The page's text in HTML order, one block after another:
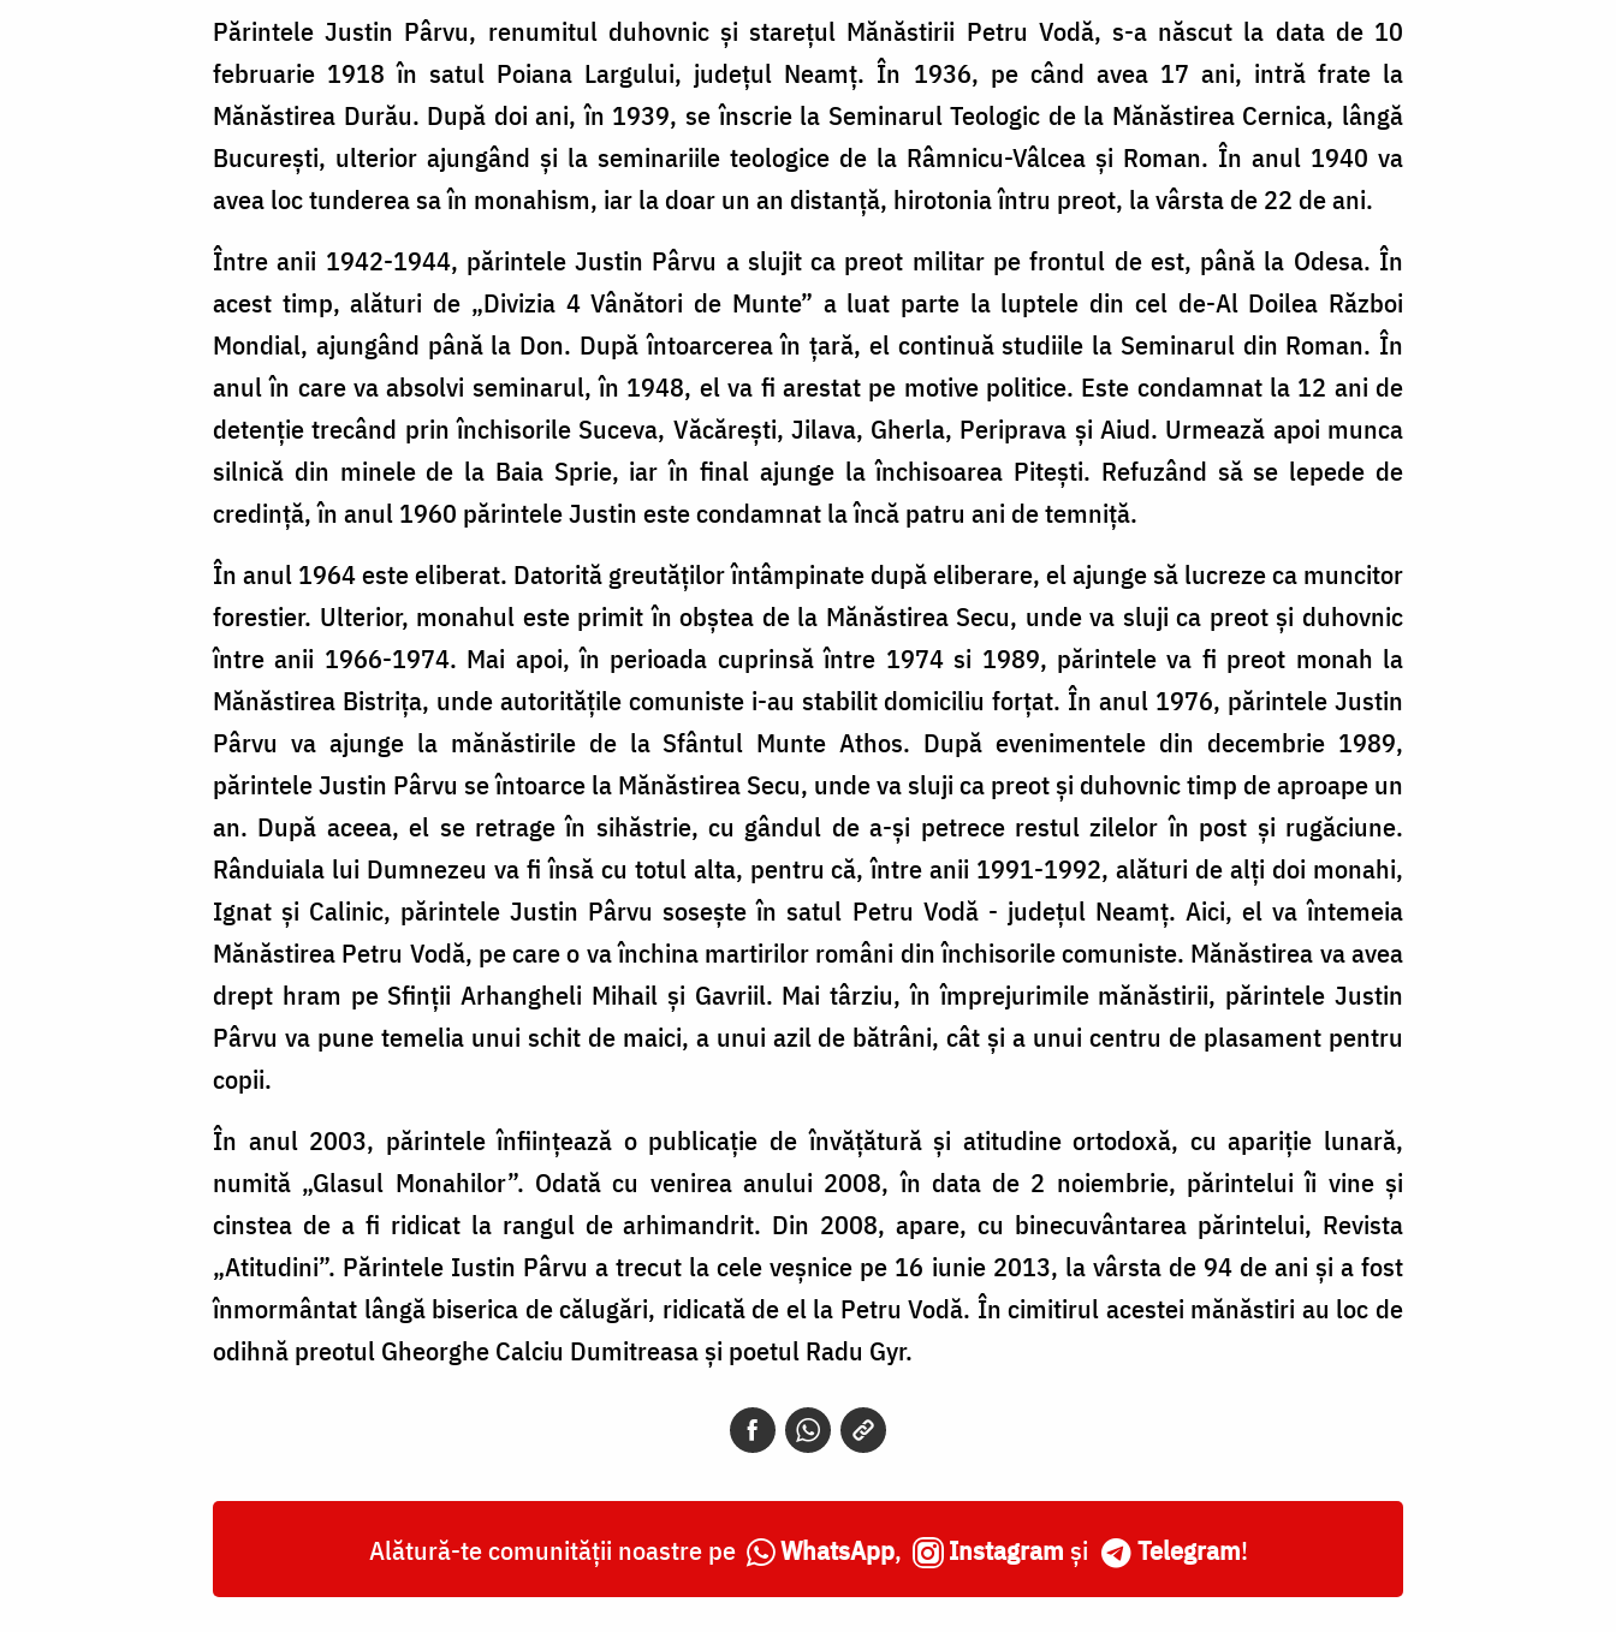
Părintele Justin Pârvu, renumitul duhovnic și starețul Mănăstirii Petru Vodă, s-a născut la data de 10
februarie 1918 în satul Poiana Largului, judeţul Neamț. În 1936, pe când avea 17 ani, intră frate la
Mănăstirea Durău. După doi ani, în 1939, se înscrie la Seminarul Teologic de la Mănăstirea Cernica, lângă
Bucureşti, ulterior ajungând și la seminariile teologice de la Râmnicu-Vâlcea şi Roman. În anul 1940 va
avea loc tunderea sa în monahism, iar la doar un an distanţă, hirotonia întru preot, la vârsta de 22 de ani.
Între anii 1942-1944, părintele Justin Pârvu a slujit ca preot militar pe frontul de est, până la Odesa. În
acest timp, alături de „Divizia 4 Vânători de Munte” a luat parte la luptele din cel de-Al Doilea Război
Mondial, ajungând până la Don. După întoarcerea în ţară, el continuă studiile la Seminarul din Roman. În
anul în care va absolvi seminarul, în 1948, el va fi arestat pe motive politice. Este condamnat la 12 ani de
detenţie trecând prin închisorile Suceva, Văcăreşti, Jilava, Gherla, Periprava şi Aiud. Urmează apoi munca
silnică din minele de la Baia Sprie, iar în final ajunge la închisoarea Piteşti. Refuzând să se lepede de
credinţă, în anul 1960 părintele Justin este condamnat la încă patru ani de temniţă.
În anul 1964 este eliberat. Datorită greutăţilor întâmpinate după eliberare, el ajunge să lucreze ca muncitor
forestier. Ulterior, monahul este primit în obştea de la Mănăstirea Secu, unde va sluji ca preot şi duhovnic
între anii 1966-1974. Mai apoi, în perioada cuprinsă între 1974 si 1989, părintele va fi preot monah la
Mănăstirea Bistriţa, unde autorităţile comuniste i-au stabilit domiciliu forţat. În anul 1976, părintele Justin
Pârvu va ajunge la mănăstirile de la Sfântul Munte Athos. După evenimentele din decembrie 1989,
părintele Justin Pârvu se întoarce la Mănăstirea Secu, unde va sluji ca preot şi duhovnic timp de aproape un
an. După aceea, el se retrage în sihăstrie, cu gândul de a-şi petrece restul zilelor în post şi rugăciune.
Rânduiala lui Dumnezeu va fi însă cu totul alta, pentru că, între anii 1991-1992, alături de alţi doi monahi,
Ignat şi Calinic, părintele Justin Pârvu soseşte în satul Petru Vodă - județul Neamț. Aici, el va întemeia
Mănăstirea Petru Vodă, pe care o va închina martirilor români din închisorile comuniste. Mănăstirea va avea
drept hram pe Sfinţii Arhangheli Mihail şi Gavriil. Mai târziu, în împrejurimile mănăstirii, părintele Justin
Pârvu va pune temelia unui schit de maici, a unui azil de bătrâni, cât şi a unui centru de plasament pentru
copii.
În anul 2003, părintele înfiinţează o publicaţie de învăţătură şi atitudine ortodoxă, cu apariţie lunară,
numită „Glasul Monahilor”. Odată cu venirea anului 2008, în data de 2 noiembrie, părintelui îi vine şi
cinstea de a fi ridicat la rangul de arhimandrit. Din 2008, apare, cu binecuvântarea părintelui, Revista
„Atitudini”. Părintele Iustin Pârvu a trecut la cele veşnice pe 16 iunie 2013, la vârsta de 94 de ani şi a fost
înmormântat lângă biserica de călugări, ridicată de el la Petru Vodă. În cimitirul acestei mănăstiri au loc de
odihnă preotul Gheorghe Calciu Dumitreasa şi poetul Radu Gyr.
Alătură-te comunității noastre pe WhatsApp, Instagram și Telegram!